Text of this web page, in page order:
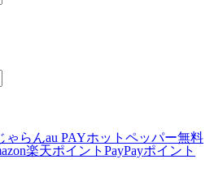
ゃらんau PAYホットペッパー無料
楽天ポイント PayPayポイント